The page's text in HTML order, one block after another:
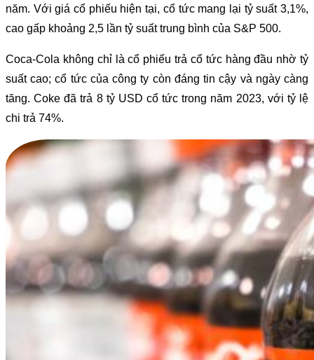
năm. Với giá cổ phiếu hiện tại, cổ tức mang lại tỷ suất 3,1%,
cao gấp khoảng 2,5 lần tỷ suất trung bình của S&P 500.
Coca-Cola không chỉ là cổ phiếu trả cổ tức hàng đầu nhờ tỷ
suất cao; cổ tức của công ty còn đáng tin cậy và ngày càng
tăng. Coke đã trả 8 tỷ USD cổ tức trong năm 2023, với tỷ lệ
chi trả 74%.